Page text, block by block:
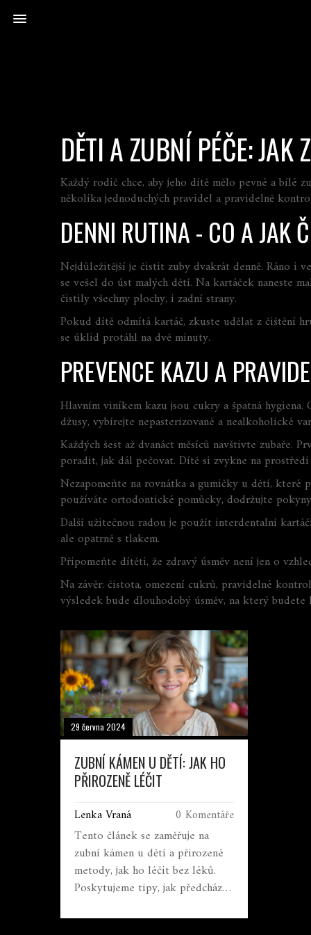
DĚTI A ZUBNÍ PÉČE: JAK
Každý rodič chce, aby jeho dítě mělo pevné a bílé
několika jednoduchých pravidel a pravidelně
DENNI RUTINA - CO A JAK
Nejdůležitější je čistit zuby dvakrát denně. Ráno i
se vešel do úst malých dětí. Na kartáček naneste
čistily všechny plochy, i zadní strany.
Pokud dítě odmítá kartáč, zkuste udělat z čištění
se úklid protáhl na dvě minuty.
PREVENCE KAZU A
Hlavním viníkem kazu jsou cukry a špatná
džusy, vybírejte nepasterizované a nealkoholické
Každých šest až dvanáct měsíců navštivte
poradit, jak dál pečovat. Dítě si zvykne na prostředí
Nezapomeňte na rovnátka a gumičky u dětí, které
používáte ortodontické pomůcky, dodržujte
Další užitečnou radou je použít interdentalní
ale opatrně s tlakem.
Připomeňte dítěti, že zdravý úsměv není jen o
Na závěr: čistota, omezení cukrů, pravidelné
výsledek bude dlouhodobý úsměv, na který budete
29 června 2024
ZUBNÍ KÁMEN U DĚTÍ: JAK HO
PŘIROZENĚ LÉČIT
Lenka Vraná 0 Komentáře
Tento článek se zaměřuje na
zubní kámen u dětí a přirozené
metody, jak ho léčit bez léků.
Poskytujeme tipy, jak předcházet
zdravou ústní hygienu, která